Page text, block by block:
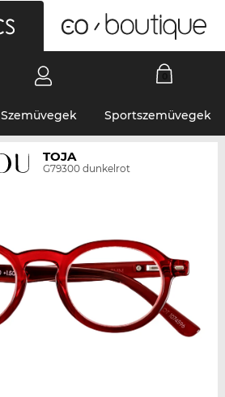
Szemüvegek Sportszemüvegek
TOJA
G79300 dunkelrot